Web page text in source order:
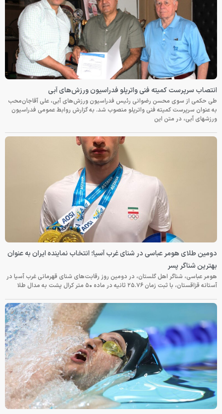
انتصاب سرپرست کمیته فنی واترپلو فدراسیون ورزش‌های آبی
طی حکمی از سوی محسن رضوانی رئیس فدراسیون ورزش‌های آبی، علی آقاجان‌محب
به عنوان سرپرست کمیته فنی واترپلو منصوب شد. به گزارش روابط عمومی فدراسیون
ورزشهای آبی، در متن این
دومین طلای هومر عباسی در شنای غرب آسیا؛ انتخاب نماینده ایران به عنوان
بهترین شناگر پسر
هومر عباسی، شناگر اهل گلستان، در دومین روز رقابت‌های شنای قهرمانی غرب آسیا در
آستانه قزاقستان، با ثبت زمان ۲۵.۷۶ ثانیه در ماده ۵۰ متر کرال پشت به مدال طلا